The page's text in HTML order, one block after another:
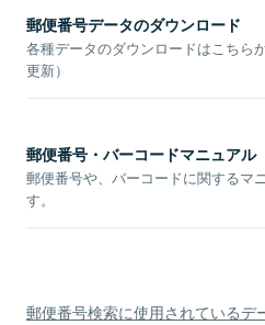
郵便番号データのダウンロード
各種データのダウンロードはこちら
更新）
郵便番号・バーコードマニュアル
郵便番号や、バーコードに関するマ
す。
郵便番号検索に使用されているデ